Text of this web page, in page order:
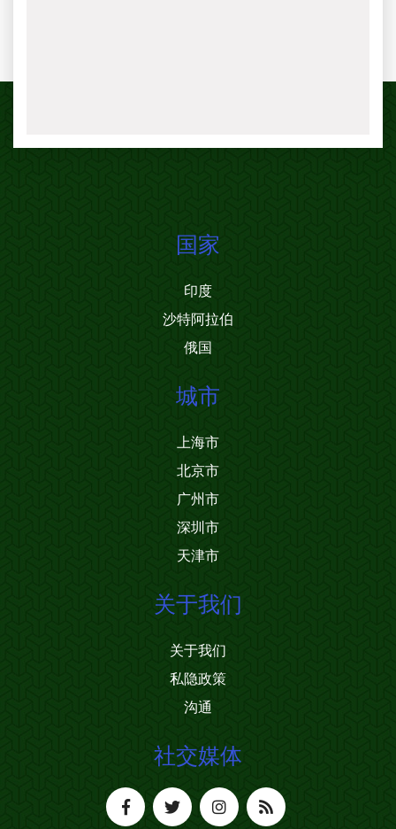
国家
印度
沙特阿拉伯
俄国
城市
上海市
北京市
广州市
深圳市
天津市
关于我们
关于我们
私隐政策
沟通
社交媒体